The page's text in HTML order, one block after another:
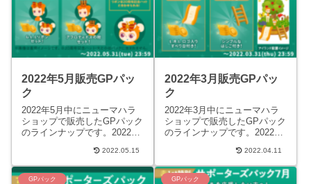
2022年5月販売GPパッ
ク
2022年5月中にニューマハラ
ショップで販売したGPパック
のラインナップです。2022年
ーズパックA パック内容
490GPG.L...
2022.05.15
2022年3月販売GPパッ
ク
2022年3月中にニューマハラ
ショップで販売したGPパック
のラインナップです。2022年
パックA アイランドアイテム
L.R.L.ロゴ...
2022.04.11
GPパック GPパック